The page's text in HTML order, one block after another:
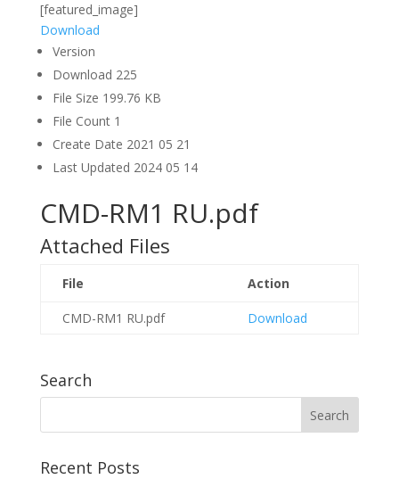
[featured_image]
Download
Version
Download 225
File Size 199.76 KB
File Count 1
Create Date 2021 05 21
Last Updated 2024 05 14
CMD-RM1 RU.pdf
Attached Files
File Action
CMD-RM1 RU.pdf Download
Search
Recent Posts